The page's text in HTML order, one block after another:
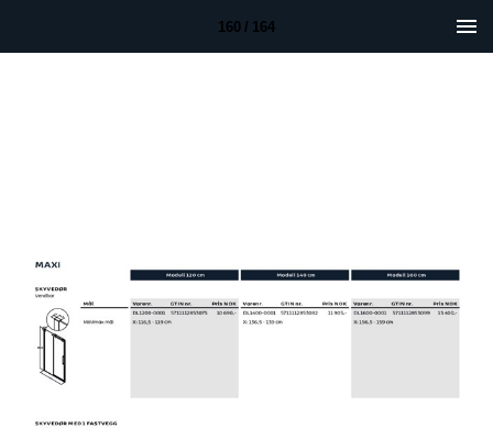
160 / 164